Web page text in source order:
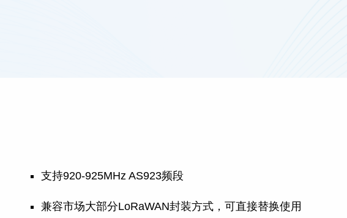
支持920-925MHz AS923频段
兼容市场大部分LoRaWAN封装方式，可直接替换使用